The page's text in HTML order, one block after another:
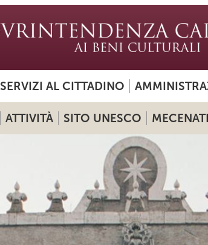
SERVIZI AL CITTADINO
ATTIVITÀ SITO UNESCO